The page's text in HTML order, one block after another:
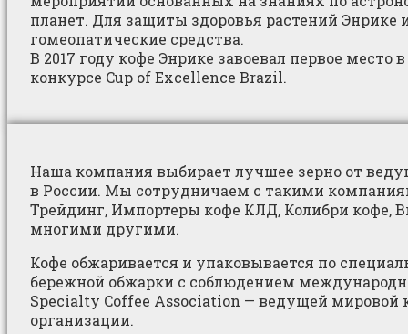
планет. Для защиты здоровья растений Энрике
гомеопатические средства.
В 2017 году кофе Энрике завоевал первое место
конкурсе Cup of Excellence Brazil.
Наша компания выбирает лучшее зерно от
в России. Мы сотрудничаем с такими
Трейдинг, Импортеры кофе КЛД, Колибри кофе,
многими другими.
Кофе обжаривается и упаковывается по
бережной обжарки с соблюдением
Specialty Coffee Association — ведущей мировой
организации.